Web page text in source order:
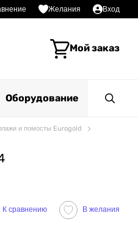
Желания Вход
Мой заказ
Оборудование
и помосты Eurogold
К сравнению В желания